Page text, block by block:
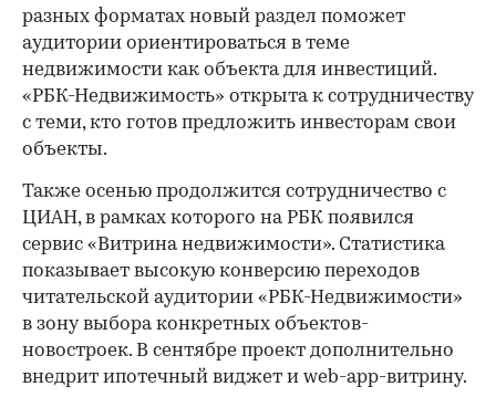
разных форматах новый раздел поможет
аудитории ориентироваться в теме
недвижимости как объекта для инвестиций.
«РБК-Недвижимость» открыта к сотрудничеству
с теми, кто готов предложить инвесторам свои
объекты.
Также осенью продолжится сотрудничество с
ЦИАН, в рамках которого на РБК появился
сервис «Витрина недвижимости». Статистика
показывает высокую конверсию переходов
читательской аудитории «РБК-Недвижимости»
в зону выбора конкретных объектов-
новостроек. В сентябре проект дополнительно
внедрит ипотечный виджет и web-app-витрину.